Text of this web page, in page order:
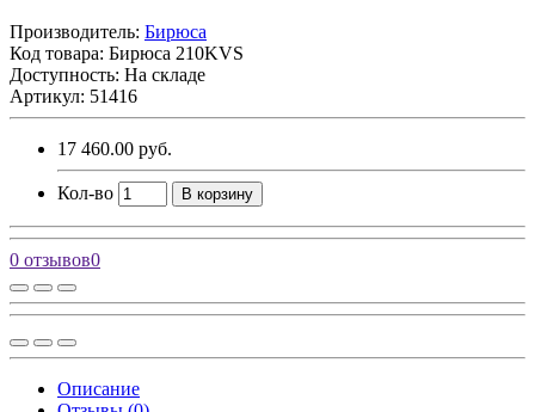
Производитель: Бирюса
Код товара: Бирюса 210KVS
Доступность: На складе
Артикул: 51416
17 460.00 руб.
Кол-во В корзину
0 отзывов0
Описание